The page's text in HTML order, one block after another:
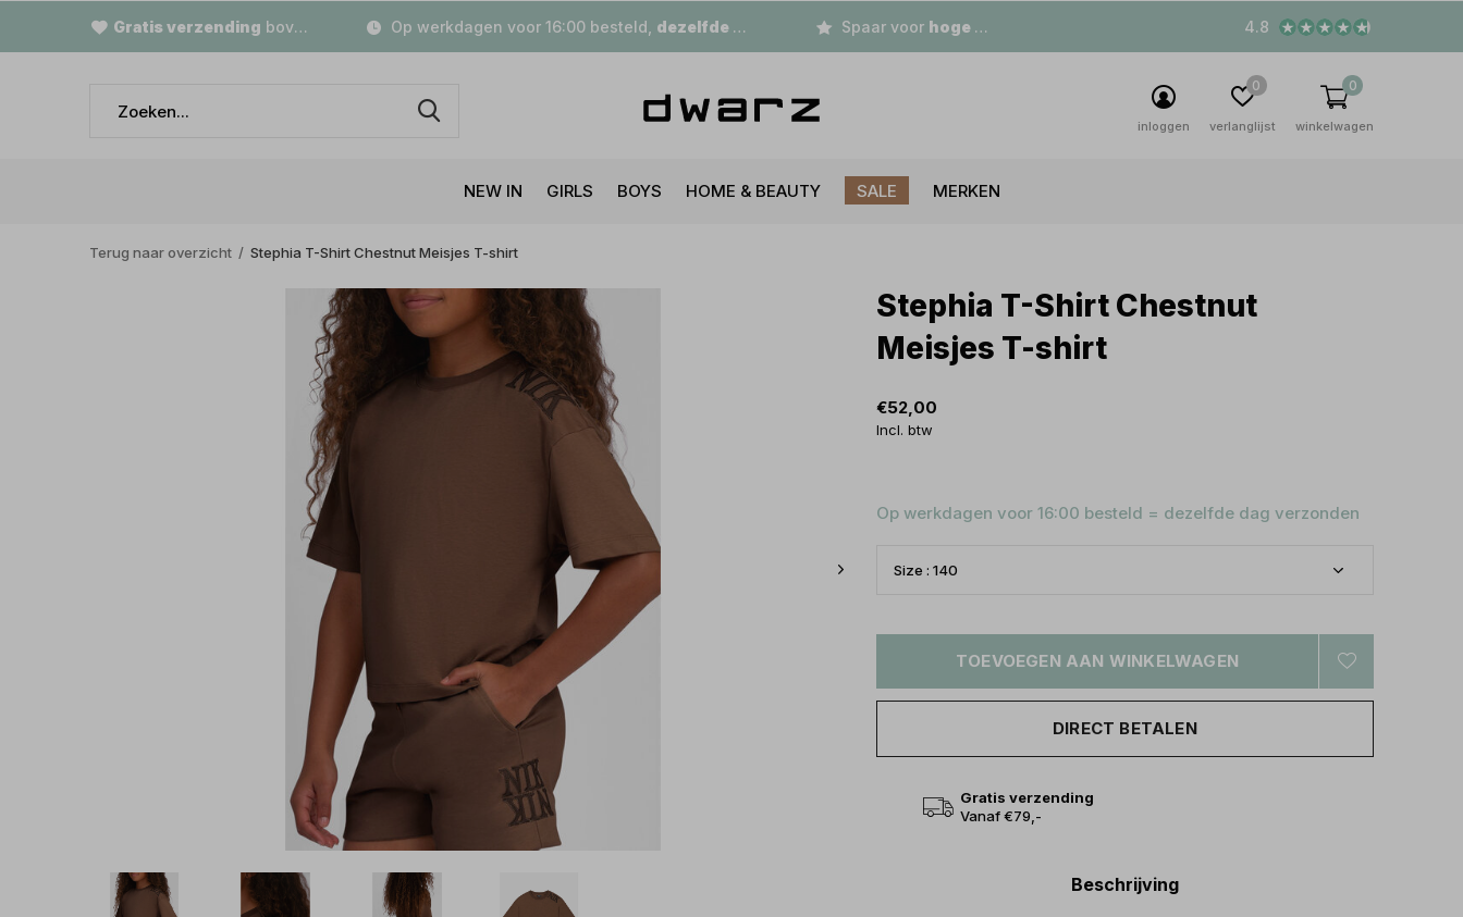
NEW IN GIRLS BOYS HOME & BEAUTY SALE MERKEN
inloggen verlanglijst
0
winkelwagen
0
Gratis verzending boven €79,- Op werkdagen voor 16:00 besteld, dezelfde dag verzondenSpaar voor hoge korting 4.8
Terug naar overzicht Stephia T-Shirt Chestnut Meisjes T-shirt
Stephia T-Shirt Chestnut
Meisjes T-shirt
€52,00
Incl. btw
Op werkdagen voor 16:00 besteld = dezelfde dag verzonden
TOEVOEGEN AAN WINKELWAGEN
DIRECT BETALEN
Gratis verzending
Vanaf €79,-
Beschrijving